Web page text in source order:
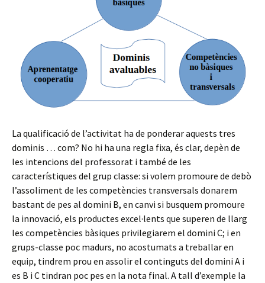
La qualificació de l’activitat ha de ponderar aquests tres
dominis … com? No hi ha una regla fixa, és clar, depèn de
les intencions del professorat i també de les
característiques del grup classe: si volem promoure de debò
l’assoliment de les competències transversals donarem
bastant de pes al domini B, en canvi si busquem promoure
la innovació, els productes excel·lents que superen de llarg
les competències bàsiques privilegiarem el domini C; i en
grups-classe poc madurs, no acostumats a treballar en
equip, tindrem prou en assolir el continguts del domini A i
es B i C tindran poc pes en la nota final. A tall d’exemple la